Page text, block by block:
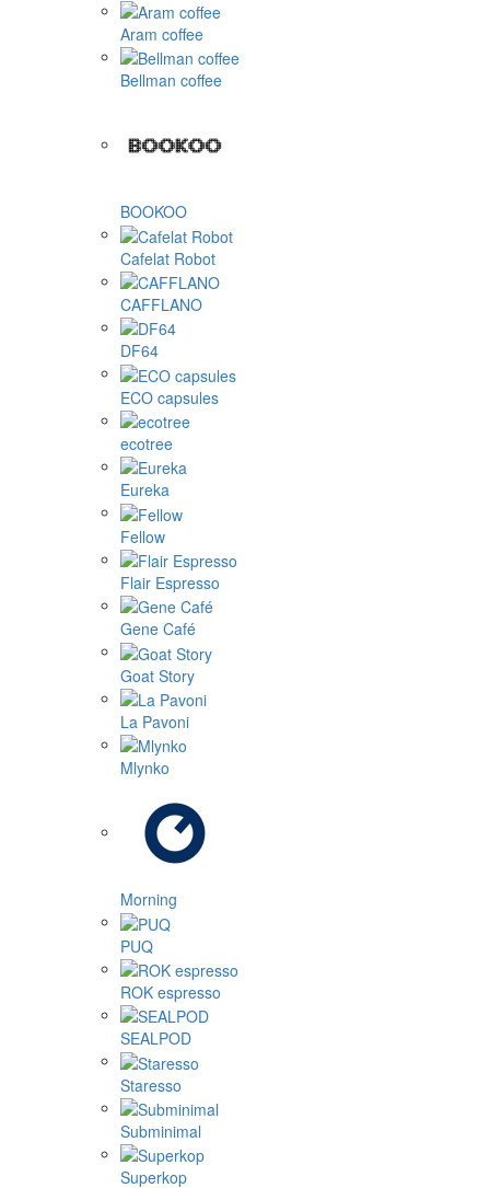
Aram coffee
Bellman coffee
BOOKOO
Cafelat Robot
CAFFLANO
DF64
ECO capsules
ecotree
Eureka
Fellow
Flair Espresso
Gene Café
Goat Story
La Pavoni
Mlynko
Morning
PUQ
ROK espresso
SEALPOD
Staresso
Subminimal
Superkop